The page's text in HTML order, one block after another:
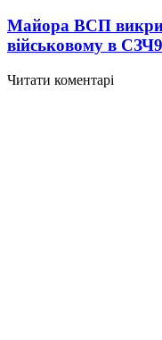
Майора ВСП
військовому в СЗЧ
Читати коментарі